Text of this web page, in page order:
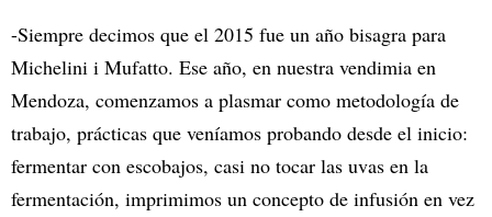
-Siempre decimos que el 2015 fue un año bisagra para
Michelini i Mufatto. Ese año, en nuestra vendimia en
Mendoza, comenzamos a plasmar como metodología de
trabajo, prácticas que veníamos probando desde el inicio:
fermentar con escobajos, casi no tocar las uvas en la
fermentación, imprimimos un concepto de infusión en vez